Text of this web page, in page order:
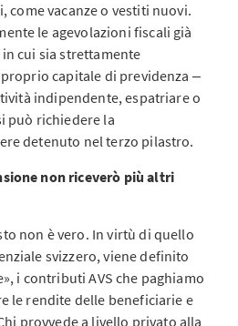
come vacanze o vestiti nuovi.
le agevolazioni fiscali già
cui sia strettamente
capitale di previdenza ‒
indipendente, espatriare o
può richiedere la
detenuto nel terzo pilastro.
non riceverò più altri
non è vero. In virtù di quello
svizzero, viene definito
i contributi AVS che paghiamo
le rendite delle beneficiarie e
provvede a livello privato alla